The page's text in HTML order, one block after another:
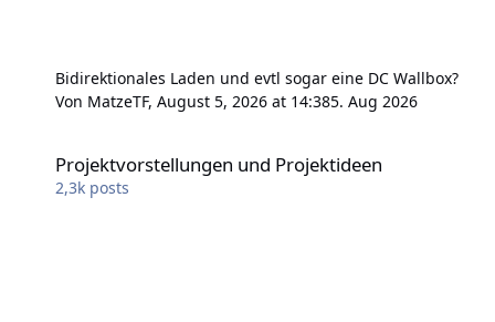
Bidirektionales Laden und evtl sogar eine DC Wallbox?
Von MatzeTF,August 5, 2026 at 14:385. Aug 2026
Projektvorstellungen und Projektideen
2,3k posts